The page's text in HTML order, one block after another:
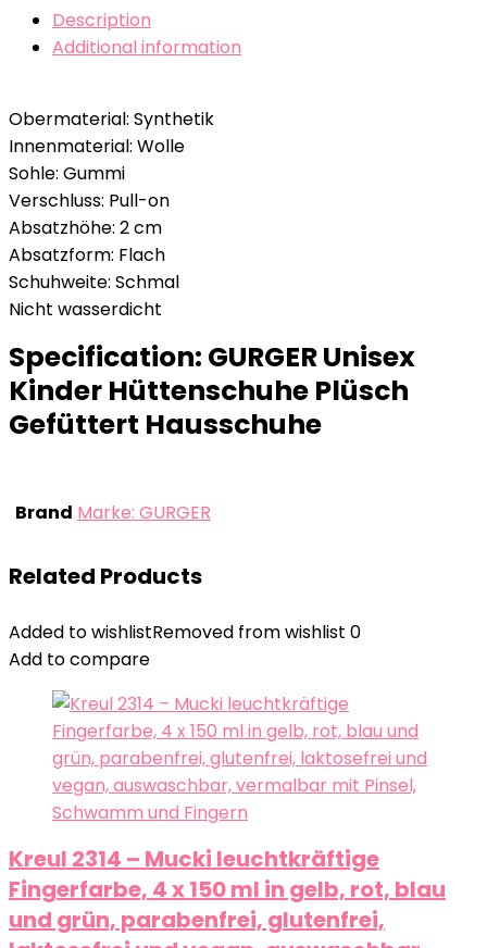
Description
Additional information
Obermaterial: Synthetik
Innenmaterial: Wolle
Sohle: Gummi
Verschluss: Pull-on
Absatzhöhe: 2 cm
Absatzform: Flach
Schuhweite: Schmal
Nicht wasserdicht
Specification: GURGER Unisex
Kinder Hüttenschuhe Plüsch
Gefüttert Hausschuhe
Brand Marke: GURGER
Related Products
Added to wishlistRemoved from wishlist 0
Add to compare
Kreul 2314 – Mucki leuchtkräftige
Fingerfarbe, 4 x 150 ml in gelb, rot, blau
und grün, parabenfrei, glutenfrei,